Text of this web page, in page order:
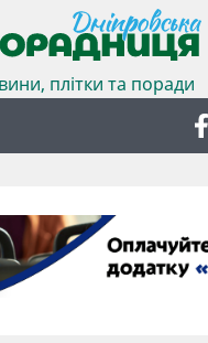
плітки та поради